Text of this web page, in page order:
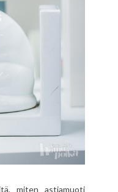
miten astiamuoti